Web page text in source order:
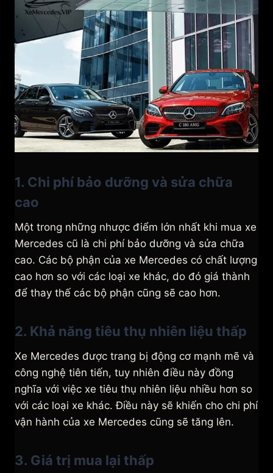
1. Chi phí bảo dưỡng và sửa chữa
cao
Một trong những nhược điểm lớn nhất khi mua xe
Mercedes cũ là chi phí bảo dưỡng và sửa chữa
cao. Các bộ phận của xe Mercedes có chất lượng
cao hơn so với các loại xe khác, do đó giá thành
để thay thế các bộ phận cũng sẽ cao hơn.
2. Khả năng tiêu thụ nhiên liệu thấp
Xe Mercedes được trang bị động cơ mạnh mẽ và
công nghệ tiên tiến, tuy nhiên điều này đồng
nghĩa với việc xe tiêu thụ nhiên liệu nhiều hơn so
với các loại xe khác. Điều này sẽ khiến cho chi phí
vận hành của xe Mercedes cũng sẽ tăng lên.
3. Giá trị mua lại thấp